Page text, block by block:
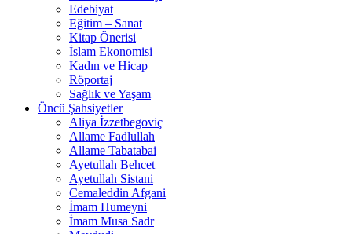
Edebiyat
Eğitim – Sanat
Kitap Önerisi
İslam Ekonomisi
Kadın ve Hicap
Röportaj
Sağlık ve Yaşam
Öncü Şahsiyetler
Aliya İzzetbegoviç
Allame Fadlullah
Allame Tabatabai
Ayetullah Behcet
Ayetullah Sistani
Cemaleddin Afgani
İmam Humeyni
İmam Musa Sadr